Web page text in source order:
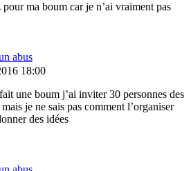
ma boum car je n’ai vraiment pas
abus
18:00
une boum j’ai inviter 30 personnes des
je ne sais pas comment l’organiser
des idées